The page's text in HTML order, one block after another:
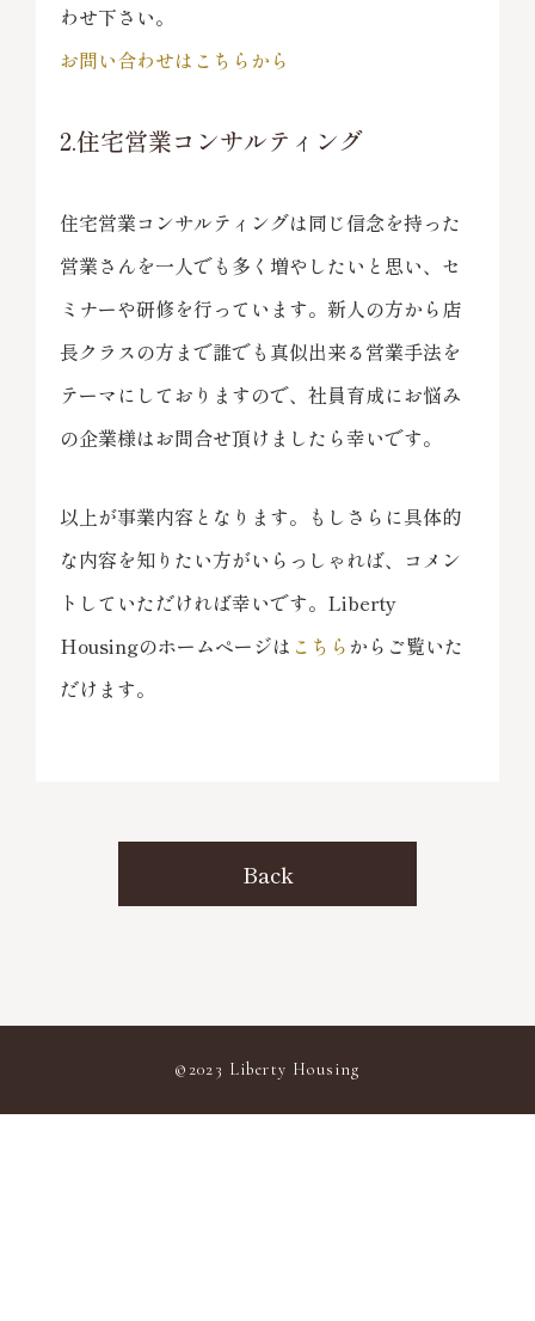
わせ下さい。
お問い合わせはこちらから
2.住宅営業コンサルティング
住宅営業コンサルティングは同じ信念を持った
営業さんを一人でも多く増やしたいと思い、セ
ミナーや研修を行っています。新人の方から店
長クラスの方まで誰でも真似出来る営業手法を
テーマにしておりますので、社員育成にお悩み
の企業様はお問合せ頂けましたら幸いです。
以上が事業内容となります。もしさらに具体的
な内容を知りたい方がいらっしゃれば、コメン
トしていただければ幸いです。Liberty
Housingのホームページは こちらからご覧いた
だけます。
Back
©2023 Liberty Housing